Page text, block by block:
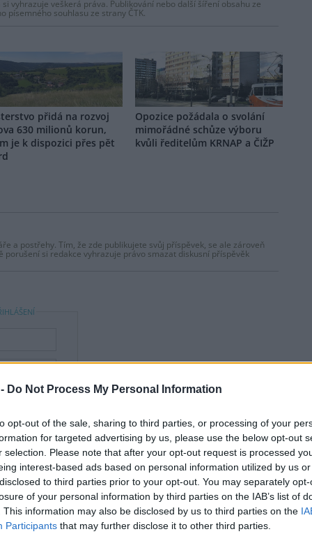
Do Not Process My Personal Information
opt-out of the sale, sharing to third parties, or processing of your
for targeted advertising by us, please use the below opt-out
selection. Please note that after your opt-out request is processed
interest-based ads based on personal information utilized by us
to third parties prior to your opt-out. You may separately
of your personal information by third parties on the IAB’s list of
This information may also be disclosed by us to third parties on the
Participants that may further disclose it to other third parties.
vyhrazuje veškerá práva. Publikování nebo další šíření obsahu ze
písemného souhlasu ze strany ČTK.
přidá na rozvoj
630 milionů korun,
je k dispozici přes pět
Opozice požádala o svolání
mimořádné schůze výboru
kvůli ředitelům KRNAP a ČIŽP
a postřehy. Tím, že zde publikujete svůj příspěvek, se ale zároveň
porušení si redakce vyhrazuje právo smazat diskusní příspěvěk
si je.
zaregistrovali.
ministr vyšle na pracovní schůzku a pověří
osobu ze svého ministerstva. Je to jeho právo a jeho